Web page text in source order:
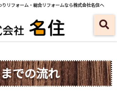
リフォーム・総合リフォームなら株式会社名住へ
での流れ